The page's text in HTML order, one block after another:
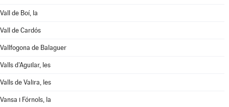
Vall de Boí, la
Vall de Cardós
Vallfogona de Balaguer
Valls d'Aguilar, les
Valls de Valira, les
Vansa i Fórnols, la